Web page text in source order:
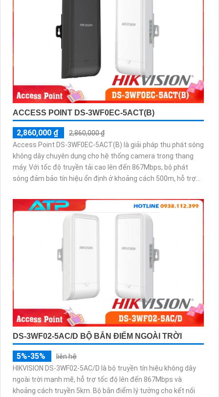
ACCESS POINT DS-3WF0EC-5ACT(B)
2,860,000 ₫
2,860,000 ₫
Access Point DS-3WF0EC-5ACT(B) là giải pháp thu phát sóng
không dây chuyên dụng cho hệ thống camera trong thang
máy. Với tốc độ truyền tải cao lên đến 867Mbps, bộ phát
sóng đảm bảo tín hiệu ổn định ở khoảng cách 500m, hỗ trợ
giám sát chuyên nghiệp
DS-3WF02-5AC/D BỘ BẮN ĐIỂM NGOÀI TRỜI
5%-35%
liên hệ
HIKVISION DS-3WF02-5AC/D là bộ truyền tín hiệu không dây
ngoài trời mạnh mẽ, hỗ trợ tốc độ lên đến 867Mbps và
khoảng cách truyền 5km. Bộ bắn điểm lý tưởng cho kết nối